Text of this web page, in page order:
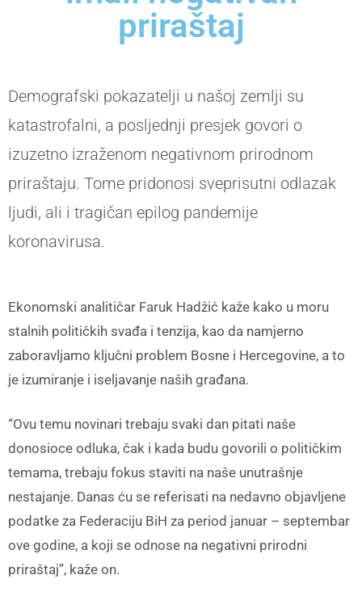
priraštaj
Demografski pokazatelji u našoj zemlji su
katastrofalni, a posljednji presjek govori o
izuzetno izraženom negativnom prirodnom
priraštaju. Tome pridonosi sveprisutni odlazak
ljudi, ali i tragičan epilog pandemije
koronavirusa.
Ekonomski analitičar Faruk Hadžić kaže kako u moru
stalnih političkih svađa i tenzija, kao da namjerno
zaboravljamo ključni problem Bosne i Hercegovine, a to
je izumiranje i iseljavanje naših građana.
“Ovu temu novinari trebaju svaki dan pitati naše
donosioce odluka, čak i kada budu govorili o političkim
temama, trebaju fokus staviti na naše unutrašnje
nestajanje. Danas ću se referisati na nedavno objavljene
podatke za Federaciju BiH za period januar – septembar
ove godine, a koji se odnose na negativni prirodni
priraštaj”, kaže on.